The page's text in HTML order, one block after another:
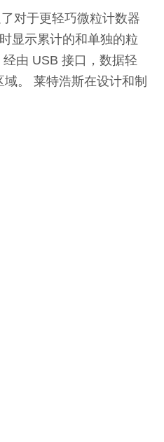
对于更轻巧微粒计数器
显示累计的和单独的粒
由 USB 接口，数据轻
。 莱特浩斯在设计和制